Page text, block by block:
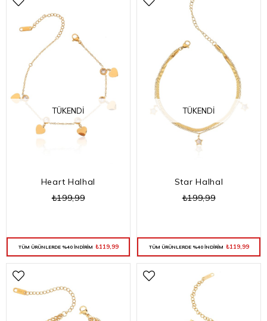
TÜKENDI
Heart Halhal
₺199,99
TÜM ÜRÜNLERDE %40 İNDİRİM ₺119,99
TÜKENDI
Star Halhal
₺199,99
TÜM ÜRÜNLERDE %40 İNDİRİM ₺119,99